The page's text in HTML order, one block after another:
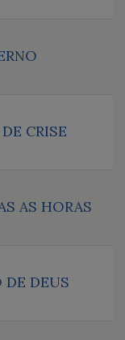
CRISE
AS HORAS
DE DEUS